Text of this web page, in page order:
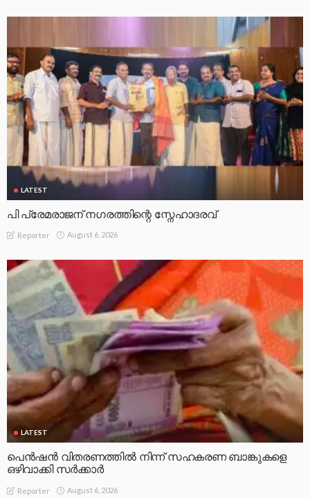
LATEST
പെൻഷൻ വിതരണത്തിൽ നിന്ന് സഹകരണ ബാങ്കുകളെ
ഒഴിവാക്കി സർക്കാർ
LATEST
സ്നേഹ കൂട്ടായ്മയിൽ ചേവരമ്പലത്തിന് ഒരു ആംബുലൻസ്.
Reporter August 6, 2026